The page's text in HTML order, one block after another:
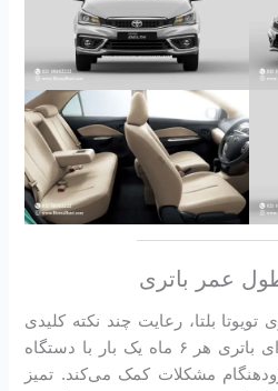
عمر باتری
بلتا، رعایت چند نکته کلیدی
ضروری است. بررسی دوره‌ای باتری هر ۶ ماه یک بار با دستگاه
مشکلات کمک می‌کند. تمیز